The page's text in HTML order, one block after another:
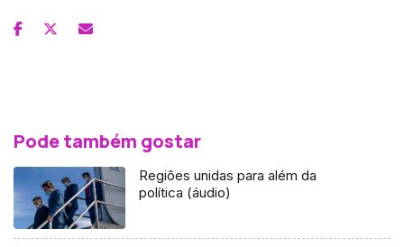
Pode também gostar
Regiões unidas para além da
política (áudio)